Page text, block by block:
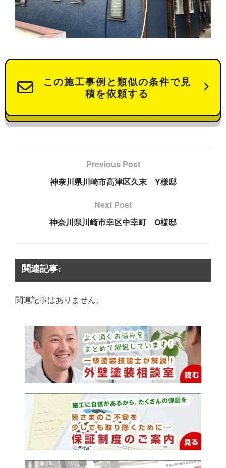
この施工事例と類似の条件で見
積を依頼する
Previous Post
神奈川県川崎市高津区久末 Y様邸
Next Post
神奈川県川崎市幸区中幸町 O様邸
関連記事:
関連記事はありません。